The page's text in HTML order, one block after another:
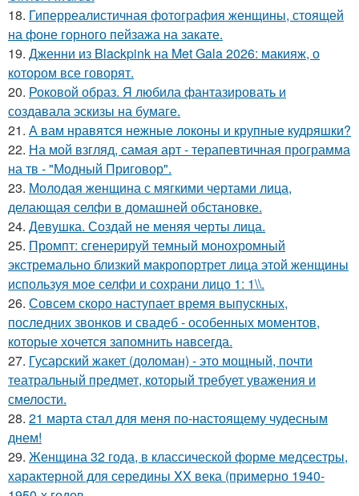
18. Гиперреалистичная фотография женщины, стоящей
на фоне горного пейзажа на закате.
19. Дженни из Blackpink на Met Gala 2026: макияж, о
котором все говорят.
20. Роковой образ. Я любила фантазировать и
создавала эскизы на бумаге.
21. А вам нравятся нежные локоны и крупные кудряшки?
22. На мой взгляд, самая арт - терапевтичная программа
на тв - "Модный Приговор".
23. Молодая женщина с мягкими чертами лица,
делающая селфи в домашней обстановке.
24. Девушка. Создай не меняя черты лица.
25. Промпт: сгенерируй темный монохромный
экстремально близкий макропортрет лица этой женщины
используя мое селфи и сохрани лицо 1: 1\\.
26. Совсем скоро наступает время выпускных,
последних звонков и свадеб - особенных моментов,
которые хочется запомнить навсегда.
27. Гусарский жакет (доломан) - это мощный, почти
театральный предмет, который требует уважения и
смелости.
28. 21 марта стал для меня по-настоящему чудесным
днем!
29. Женщина 32 года, в классической форме медсестры,
характерной для середины XX века (примерно 1940-